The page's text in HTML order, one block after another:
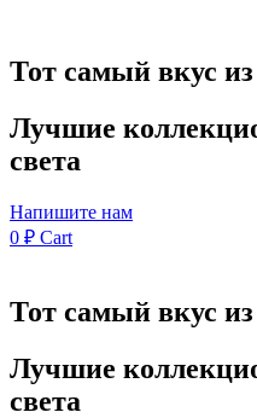
Тот самый вкус из
Лучшие
света
Напишите нам
0 ₽ Cart
Тот самый вкус из
Лучшие
света